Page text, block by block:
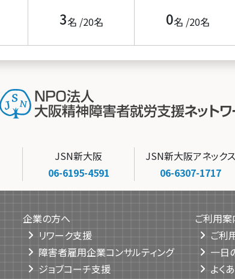
3名 /20名 0名 /20名
JSN新大阪
06-6195-4591
JSN新大阪アネックス
06-6307-1717
企業の方へ
リワーク支援
障害者雇用企業コンサルティング
ジョブコーチ支援
ご利用案
ご利
一日
よく